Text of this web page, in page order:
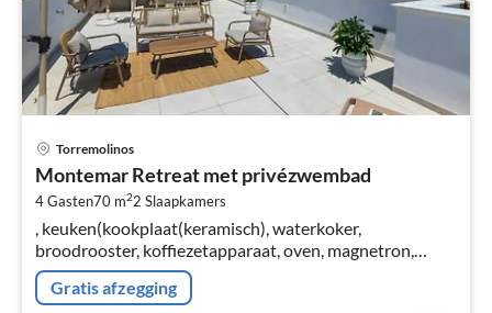
Torremolinos
Montemar Retreat met privézwembad
4 Gasten70 m22 Slaapkamers
, keuken(kookplaat(keramisch), waterkoker,
broodrooster, koffiezetapparaat, oven, magnetron,
afwasmachine, koel-/vriescombinatie, Citruspers, , ),
woon/eetkamer(TV(smart TV)
Gratis afzegging